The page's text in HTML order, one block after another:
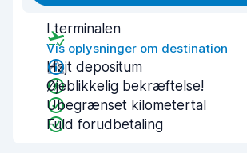
I terminalen
Vis oplysninger om destination
Højt depositum
Øjeblikkelig bekræftelse!
Ubegrænset kilometertal
Fuld forudbetaling